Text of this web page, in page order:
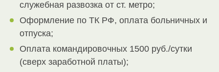
служебная развозка от ст. метро;
Оформление по ТК РФ, оплата больничных и
отпуска;
Оплата командировочных 1500 руб./сутки
(сверх заработной платы);